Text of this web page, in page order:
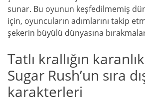
sunar. Bu oyunun keşfedilmemiş
için, oyuncuların adımlarını takip
şekerin büyülü dünyasına
Tatlı krallığın
Sugar Rush’un sıra
karakterleri